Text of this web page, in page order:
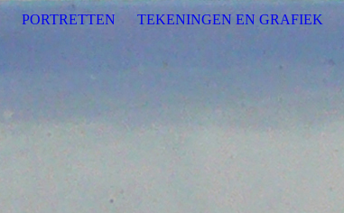
PORTRETTEN TEKENINGEN EN GRAFIEK